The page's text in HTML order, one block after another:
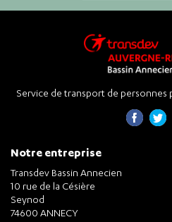
Service de transport de personnes
Notre entreprise
Transdev Bassin Annecien
10 rue de la Césière
Seynod
74600 ANNECY